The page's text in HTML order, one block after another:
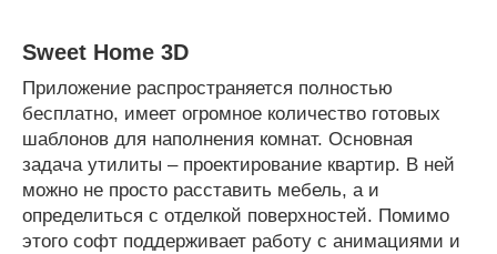
Sweet Home 3D
Приложение распространяется полностью
бесплатно, имеет огромное количество готовых
шаблонов для наполнения комнат. Основная
задача утилиты – проектирование квартир. В ней
можно не просто расставить мебель, а и
определиться с отделкой поверхностей. Помимо
этого софт поддерживает работу с анимациями и